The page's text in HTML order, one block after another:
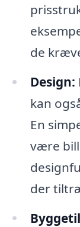
de
Design:
kan
En
være
der